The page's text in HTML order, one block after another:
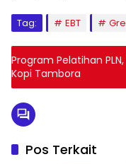
Tag: EBT
Program Pelatihan
Kopi Tambora
Pos Terkait